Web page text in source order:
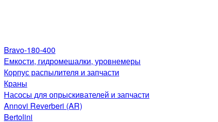
Bravo-180-400
Емкости, гидромешалки, уровнемеры
Корпус распылителя и запчасти
Краны
Насосы для опрыскивателей и запчасти
Annovi Reverberi (AR)
Bertolini